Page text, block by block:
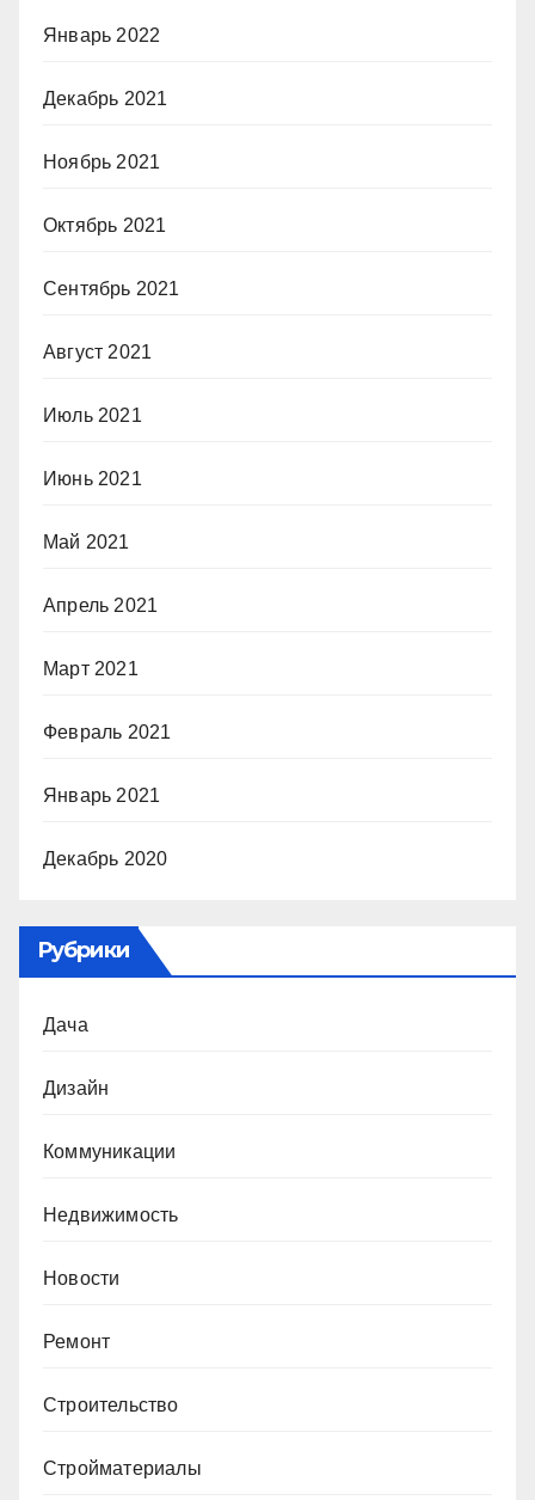
Январь 2022
Декабрь 2021
Ноябрь 2021
Октябрь 2021
Сентябрь 2021
Август 2021
Июль 2021
Июнь 2021
Май 2021
Апрель 2021
Март 2021
Февраль 2021
Январь 2021
Декабрь 2020
Рубрики
Дача
Дизайн
Коммуникации
Недвижимость
Новости
Ремонт
Строительство
Стройматериалы